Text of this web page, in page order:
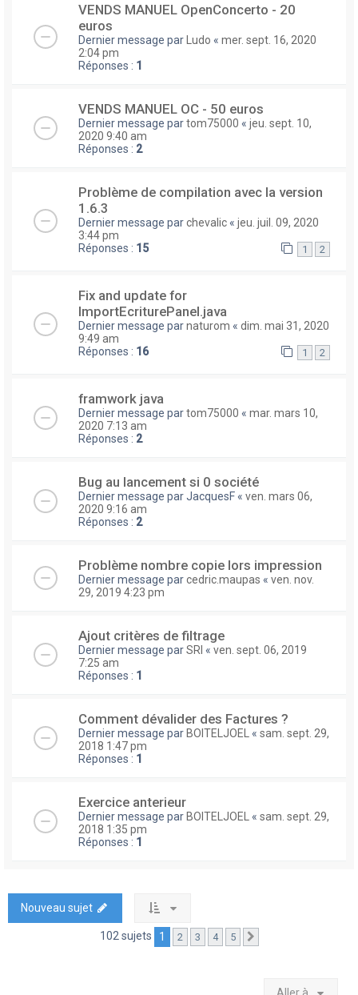
VENDS MANUEL OpenConcerto - 20
euros
Dernier message parLudo « mer. sept. 16, 2020
2:04 pm
Réponses : 1
VENDS MANUEL OC - 50 euros
Dernier message partom75000 « jeu. sept. 10,
2020 9:40 am
Réponses : 2
Problème de compilation avec la version
1.6.3
Dernier message parchevalic « jeu. juil. 09, 2020
3:44 pm
Réponses : 15 1 2
Fix and update for
ImportEcriturePanel.java
Dernier message parnaturom « dim. mai 31, 2020
9:49 am
Réponses : 16 1 2
framwork java
Dernier message partom75000 « mar. mars 10,
2020 7:13 am
Réponses : 2
Bug au lancement si 0 société
Dernier message parJacquesF « ven. mars 06,
2020 9:16 am
Réponses : 2
Problème nombre copie lors impression
Dernier message parcedric.maupas « ven. nov.
29, 2019 4:23 pm
Ajout critères de filtrage
Dernier message parSRI « ven. sept. 06, 2019
7:25 am
Réponses : 1
Comment dévalider des Factures ?
Dernier message par BOITELJOEL « sam. sept. 29,
2018 1:47 pm
Réponses : 1
Exercice anterieur
Dernier message par BOITELJOEL « sam. sept. 29,
2018 1:35 pm
Réponses : 1
Nouveau sujet
102 sujets 1 2 3 4 5